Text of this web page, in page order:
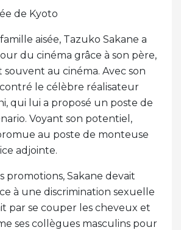
de Kyoto
aisée, Tazuko Sakane a
du cinéma grâce à son père,
souvent au cinéma. Avec son
le célèbre réalisateur
qui lui a proposé un poste de
Voyant son potentiel,
au poste de monteuse
adjointe.
promotions, Sakane devait
à une discrimination sexuelle
par se couper les cheveux et
ses collègues masculins pour